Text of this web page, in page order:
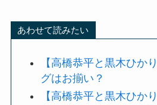
あわせて読みたい
【高橋恭平と黒木ひか
グはお揃い？
【高橋恭平と黒木ひか